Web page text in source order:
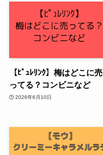
【ﾋﾟｭﾚﾘﾝｸ】梅はどこに売
ってる？コンビニなど
2026年6月10日